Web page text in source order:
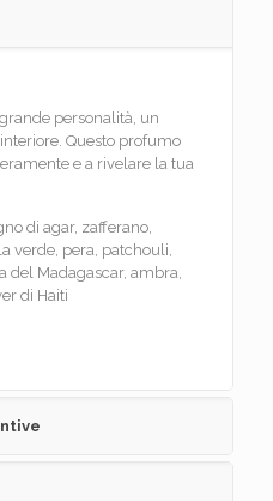
personalità, un
Questo profumo
e a rivelare la tua
di agar, zafferano,
verde, pera, patchouli,
del Madagascar, ambra,
di Haiti